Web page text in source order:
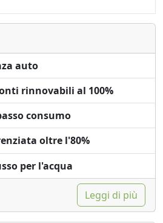
auto
rinnovabili al 100%
consumo
oltre l'80%
per l'acqua
Leggi di più